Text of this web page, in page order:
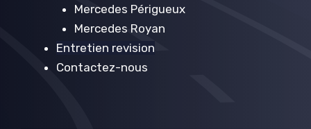
Mercedes Périgueux
Mercedes Royan
Entretien revision
Contactez-nous